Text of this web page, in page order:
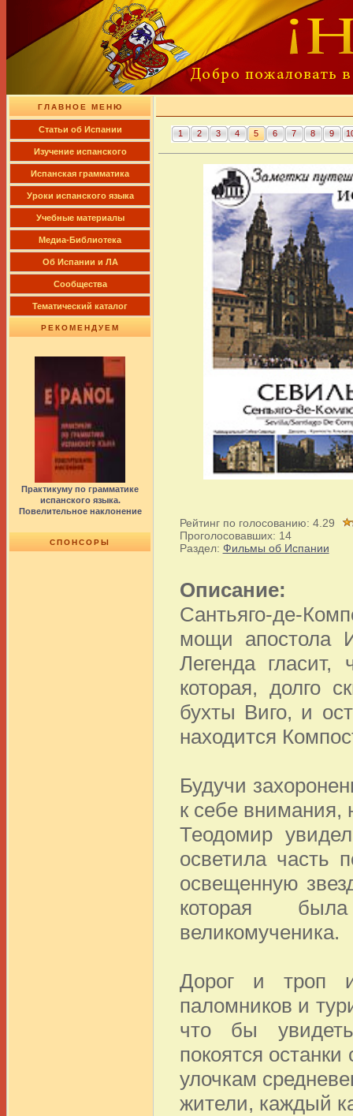
ГЛАВНОЕ МЕНЮ
Cтатьи об Испании
Изучение испанского
Испанская грамматика
Уроки испанского языка
Учебные материалы
Медиа-Библиотека
Об Испании и ЛА
Сообщества
Тематический каталог
РЕКОМЕНДУЕМ
Практикуму по грамматике
испанского языка.
Повелительное наклонение
СПОНСОРЫ
1 2 3 4 5 6 7 8 9
Рейтинг по голосованию: 4.29
Проголосовавших: 14
Раздел: Фильмы об Испании
Описание:
Сантьяго-де-
мощи апостола
Легенда
которая, долго
бухты Виго, и
находится
Будучи
к себе внимания,
Теодомир
осветила часть
освещенную
которая
великомученика.
Дорог и троп
паломников и
что бы
покоятся
улочкам
жители, каждый